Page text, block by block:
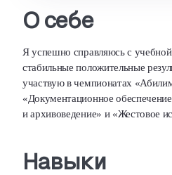
О себе
Я успешно справляюсь с
стабильные положительные
участвую в чемпионатах
«Документационное
и архивоведение» и «Жестовое
Навыки